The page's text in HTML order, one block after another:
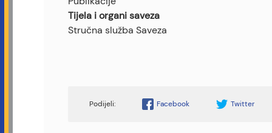
Tijela i organi saveza
Stručna služba Saveza
Facebook Twitter